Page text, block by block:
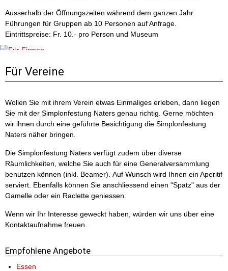
Für Schulen
Ausserhalb der Öffnungszeiten während dem ganzen Jahr
Führungen für Gruppen ab 10 Personen auf Anfrage.
Eintrittspreise: Fr. 10.- pro Person und Museum
Für Vereine
Wollen Sie mit ihrem Verein etwas Einmaliges erleben, dann liegen
Sie mit der Simplonfestung Naters genau richtig. Gerne möchten
wir ihnen durch eine geführte Besichtigung die Simplonfestung
Naters näher bringen.
Die Simplonfestung Naters verfügt zudem über diverse
Räumlichkeiten, welche Sie auch für eine Generalversammlung
benutzen können (inkl. Beamer). Auf Wunsch wird Ihnen ein Aperitif
serviert. Ebenfalls können Sie anschliessend einen "Spatz" aus der
Gamelle oder ein Raclette geniessen.
Wenn wir Ihr Interesse geweckt haben, würden wir uns über eine
Kontaktaufnahme freuen.
Empfohlene Angebote
Essen